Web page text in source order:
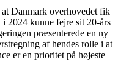
Danmark overhovedet fik
2024 kunne fejre sit 20-års
præsenterede en ny
af hendes rolle i at
er en prioritet på højeste